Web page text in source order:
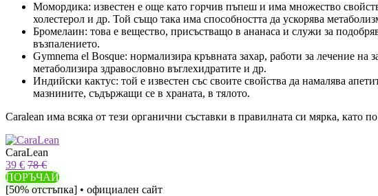
Момордика: известен е още като горчив пъпеш и има множество
холестерол и др. Той също така има способността да ускорява
Бромелаин: това е вещество, присъстващо в ананаса и служи за
възпалението.
Gymnema el Bosque: нормализира кръвната захар, работи за лечение
метаболизира здравословно въглехидратите и др.
Индийски кактус: той е известен със своите свойства да намалява
мазнините, съдържащи се в храната, в тялото.
Caralean има всяка от тези органични съставки в правилната си мярка, като
CaraLean
39 € 78 €
ПОРЪЧАЙ
[50% отстъпка] • официален сайт